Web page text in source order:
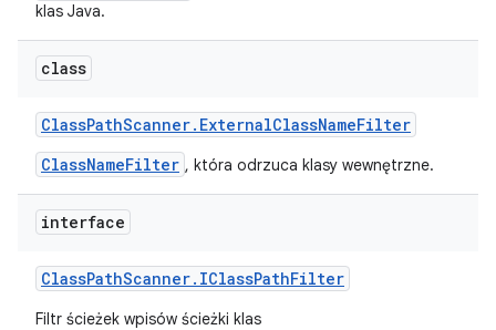
klas Java.
class
ClassPathScanner. ExternalClassNameFilter
ClassNameFilter , która odrzuca klasy wewnętrzne.
interface
ClassPathScanner. IClassPathFilter
Filtr ścieżek wpisów ścieżki klas